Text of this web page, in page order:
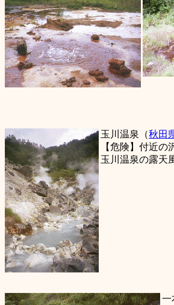
玉川温泉（秋田
【危険】付近
玉川温泉の露天
一